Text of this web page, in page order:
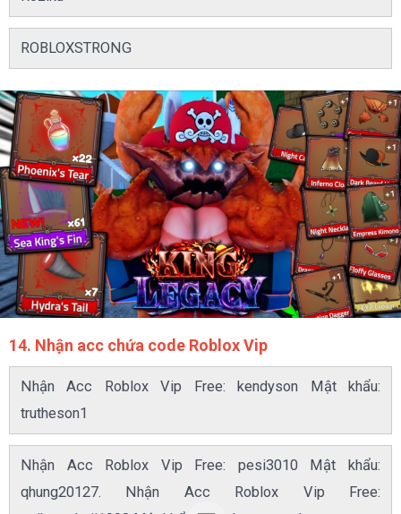
ROBLOXSTRONG
14. Nhận acc chứa code Roblox Vip
Nhận Acc Roblox Vip Free: kendyson Mật khẩu:
trutheson1
Nhận Acc Roblox Vip Free: pesi3010 Mật khẩu:
qhung20127. Nhận Acc Roblox Vip Free: